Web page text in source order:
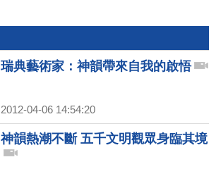
瑞典藝術家：神韻帶來自我的啟悟
2012-04-06 14:54:20
神韻熱潮不斷 五千文明觀眾身臨其境